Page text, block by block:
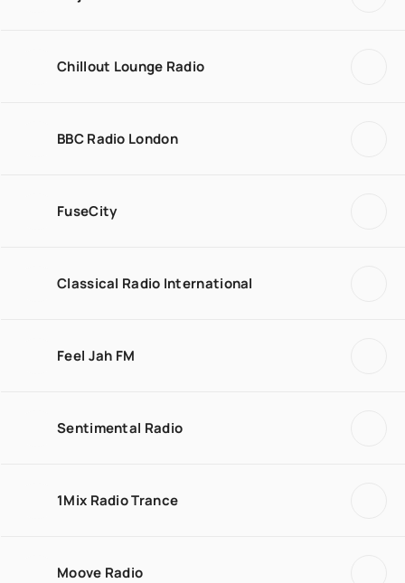
Chillout Lounge Radio
BBC Radio London
FuseCity
Classical Radio International
Feel Jah FM
Sentimental Radio
1Mix Radio Trance
Moove Radio